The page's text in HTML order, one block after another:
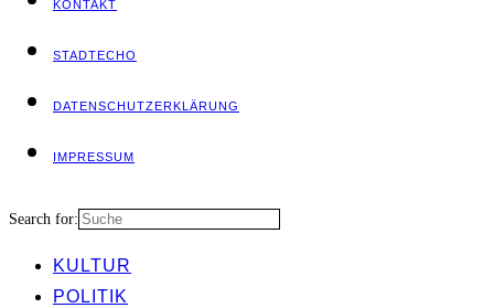
KON­TAKT
STADT­ECHO
DATEN­SCHUTZ­ER­KLÄ­RUNG
IMPRES­SUM
Search for:
KUL­TUR
POLI­TIK